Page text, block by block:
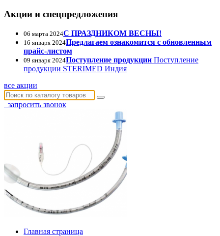
Акции и спецпредложения
06 марта 2024С ПРАЗДНИКОМ ВЕСНЫ!
16 января 2024Предлагаем ознакомится с обновленным
прайс-листом
09 января 2024Поступление продукции Поступление
продукции STERIMED Индия
все акции
запросить звонок
Главная страница